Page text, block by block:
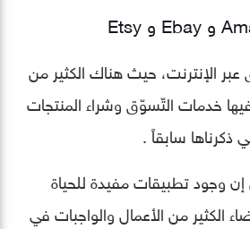
الإنترنت، حيث هناك الكثير من
خدمات التّسوّق وشراء المنتجات
ذكرناها سابقاً .
إن وجود تطبيقات مفيدة للحياة
الكثير من الأعمال والواجبات في